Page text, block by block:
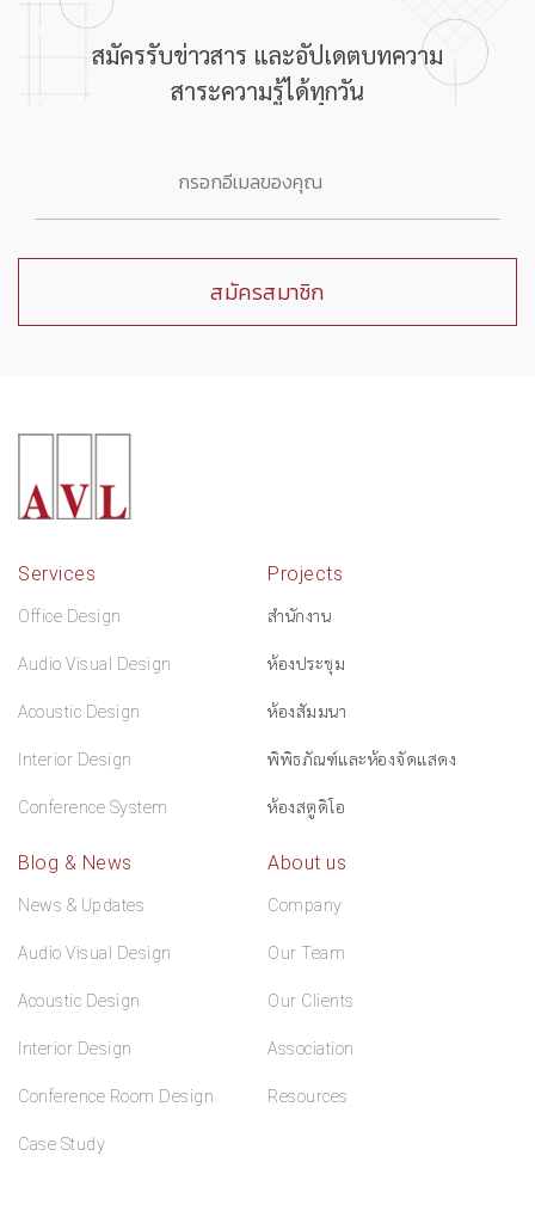
สมัครรับข่าวสาร และอัปเดตบทความ
สาระความรู้ได้ทุกวัน
Services
Office Design
Audio Visual Design
Acoustic Design
Interior Design
Conference System
Projects
สำนักงาน
ห้องประชุม
ห้องสัมมนา
พิพิธภัณฑ์และห้องจัดแสดง
ห้องสตูดิโอ
Blog & News
News & Updates
Audio Visual Design
Acoustic Design
Interior Design
Conference Room Design
Case Study
About us
Company
Our Team
Our Clients
Association
Resources